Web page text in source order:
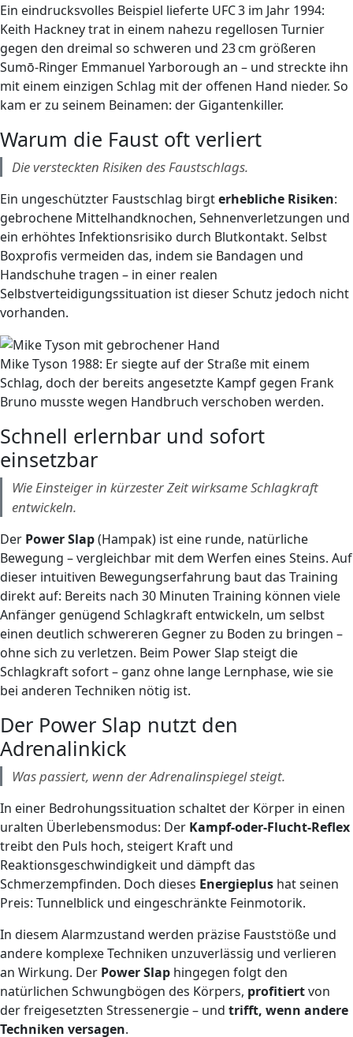
Ein eindrucksvolles Beispiel lieferte UFC 3 im Jahr 1994:
Keith Hackney trat in einem nahezu regellosen Turnier
gegen den dreimal so schweren und 23 cm größeren
Sumō-Ringer Emmanuel Yarborough an – und streckte ihn
mit einem einzigen Schlag mit der offenen Hand nieder. So
kam er zu seinem Beinamen: der Gigantenkiller.
Warum die Faust oft verliert
Die versteckten Risiken des Faustschlags.
Ein ungeschützter Faustschlag birgterhebliche Risiken:
gebrochene Mittelhandknochen, Sehnenverletzungen und
ein erhöhtes Infektionsrisiko durch Blutkontakt. Selbst
Boxprofis vermeiden das, indem sie Bandagen und
Handschuhe tragen – in einer realen
Selbstverteidigungssituation ist dieser Schutz jedoch nicht
vorhanden.
Mike Tyson 1988: Er siegte auf der Straße mit einem
Schlag, doch der bereits angesetzte Kampf gegen Frank
Bruno musste wegen Handbruch verschoben werden.
Schnell erlernbar und sofort
einsetzbar
Wie Einsteiger in kürzester Zeit wirksame Schlagkraft
entwickeln.
Der Power Slap(Hampak) ist eine runde, natürliche
Bewegung – vergleichbar mit dem Werfen eines Steins. Auf
dieser intuitiven Bewegungserfahrung baut das Training
direkt auf: Bereits nach 30 Minuten Training können viele
Anfänger genügend Schlagkraft entwickeln, um selbst
einen deutlich schwereren Gegner zu Boden zu bringen –
ohne sich zu verletzen. Beim Power Slap steigt die
Schlagkraft sofort – ganz ohne lange Lernphase, wie sie
bei anderen Techniken nötig ist.
Der Power Slap nutzt den
Adrenalinkick
Was passiert, wenn der Adrenalinspiegel steigt.
In einer Bedrohungssituation schaltet der Körper in einen
uralten Überlebensmodus: Der Kampf-oder-Flucht-Reflex
treibt den Puls hoch, steigert Kraft und
Reaktionsgeschwindigkeit und dämpft das
Schmerzempfinden. Doch dieses Energieplus hat seinen
Preis: Tunnelblick und eingeschränkte Feinmotorik.
In diesem Alarmzustand werden präzise Fauststöße und
andere komplexe Techniken unzuverlässig und verlieren
an Wirkung. Der Power Slap hingegen folgt den
natürlichen Schwungbögen des Körpers, profitiertvon
der freigesetzten Stressenergie – und trifft, wenn andere
Techniken versagen.